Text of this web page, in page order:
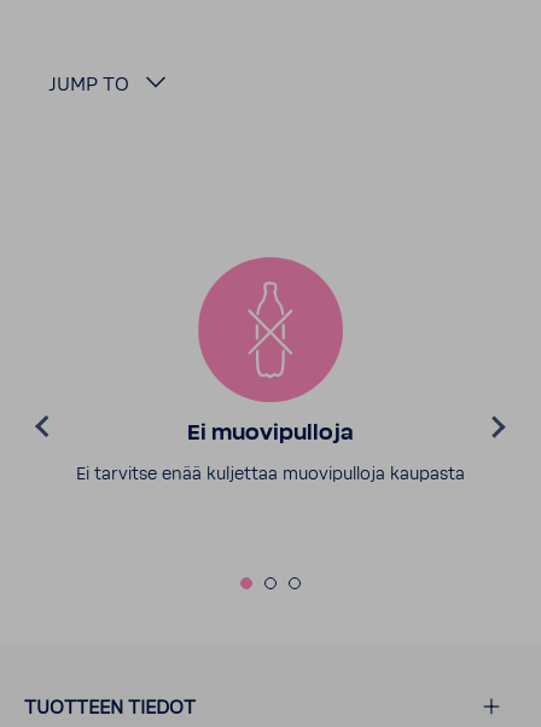
JUMP TO
Ei muovipulloja
Ei tarvitse enää kuljettaa muovipulloja kaupasta
TUOTTEEN TIEDOT